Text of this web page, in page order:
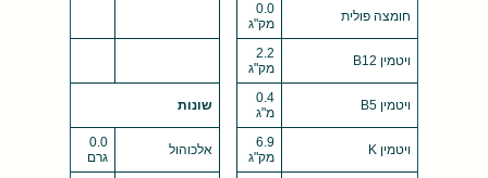
חומצה פולית
0.0
מק"ג
ויטמין B12
2.2
מק"ג
ויטמין B5
0.4
מ"ג
שונות
ויטמין K
6.9
מק"ג
אלכוהול
0.0
גרם